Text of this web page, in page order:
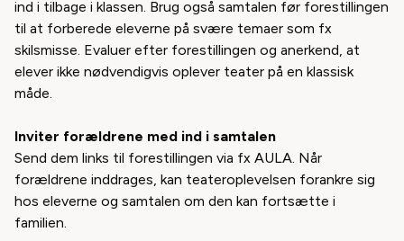
ind i tilbage i klassen. Brug også samtalen før forestillingen
til at forberede eleverne på svære temaer som fx
skilsmisse. Evaluer efter forestillingen og anerkend, at
elever ikke nødvendigvis oplever teater på en klassisk
måde.
Inviter forældrene med ind i samtalen
Send dem links til forestillingen via fx AULA. Når
forældrene inddrages, kan teateroplevelsen forankre sig
hos eleverne og samtalen om den kan fortsætte i
familien.